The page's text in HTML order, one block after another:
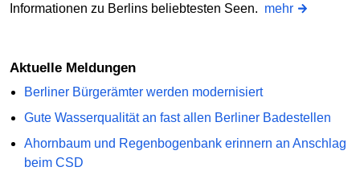
Informationen zu Berlins beliebtesten Seen. mehr
Aktuelle Meldungen
Berliner Bürgerämter werden modernisiert
Gute Wasserqualität an fast allen Berliner Badestellen
Ahornbaum und Regenbogenbank erinnern an Anschlag
beim CSD